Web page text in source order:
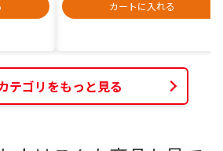
カートに入れる
テゴリをもっと見る